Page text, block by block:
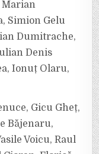
Marian
Simion Gelu
Dumitrache,
Denis
Ionuț Olaru,
Gicu Gheț,
Băjenaru,
Voicu, Raul